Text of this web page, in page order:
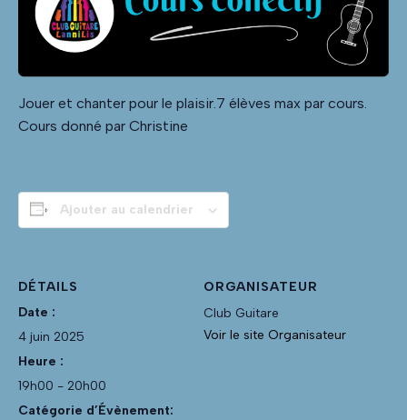
Jouer et chanter pour le plaisir.7 élèves max par cours.
Cours donné par Christine
Ajouter au calendrier
DÉTAILS
Date :
4 juin 2025
Heure :
19h00 - 20h00
Catégorie d’Évènement:
ORGANISATEUR
Club Guitare
Voir le site Organisateur